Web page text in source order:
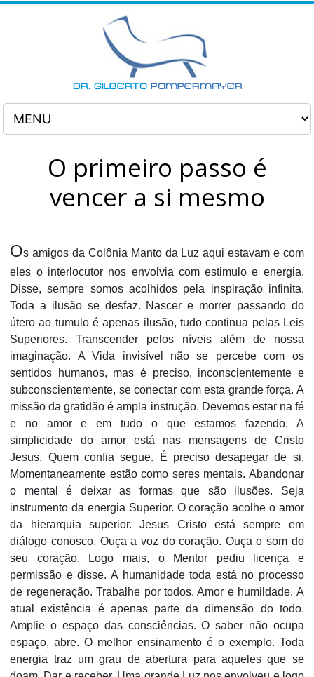
O primeiro passo é
vencer a si mesmo
Os amigos da Colônia Manto da Luz aqui estavam e com
eles o interlocutor nos envolvia com estimulo e energia.
Disse, sempre somos acolhidos pela inspiração infinita.
Toda a ilusão se desfaz. Nascer e morrer passando do
útero ao tumulo é apenas ilusão, tudo continua pelas Leis
Superiores. Transcender pelos níveis além de nossa
imaginação. A Vida invisível não se percebe com os
sentidos humanos, mas é preciso, inconscientemente e
subconscientemente, se conectar com esta grande força. A
missão da gratidão é ampla instrução. Devemos estar na fé
e no amor e em tudo o que estamos fazendo. A
simplicidade do amor está nas mensagens de Cristo
Jesus. Quem confia segue. É preciso desapegar de si.
Momentaneamente estão como seres mentais. Abandonar
o mental é deixar as formas que são ilusões. Seja
instrumento da energia Superior. O coração acolhe o amor
da hierarquia superior. Jesus Cristo está sempre em
diálogo conosco. Ouça a voz do coração. Ouça o som do
seu coração. Logo mais, o Mentor pediu licença e
permissão e disse. A humanidade toda está no processo
de regeneração. Trabalhe por todos. Amor e humildade. A
atual existência é apenas parte da dimensão do todo.
Amplie o espaço das consciências. O saber não ocupa
espaço, abre. O melhor ensinamento é o exemplo. Toda
energia traz um grau de abertura para aqueles que se